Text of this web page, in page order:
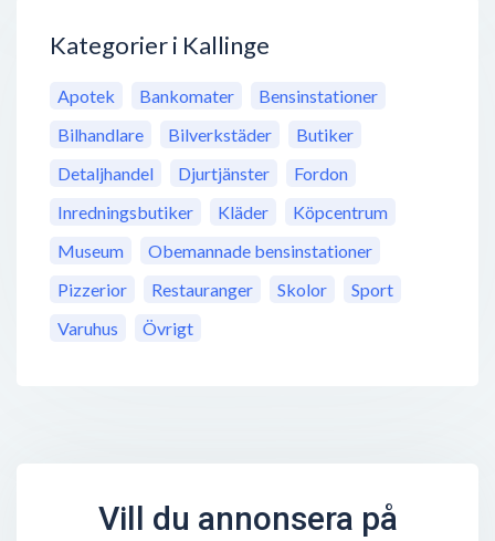
Kategorier i Kallinge
Apotek Bankomater
Bensinstationer
Bilhandlare
Bilverkstäder
Butiker
Detaljhandel
Djurtjänster
Fordon
Inredningsbutiker
Kläder
Köpcentrum
Museum
Obemannade bensinstationer
Pizzerior
Restauranger Skolor
Sport
Varuhus
Övrigt
Vill du annonsera på